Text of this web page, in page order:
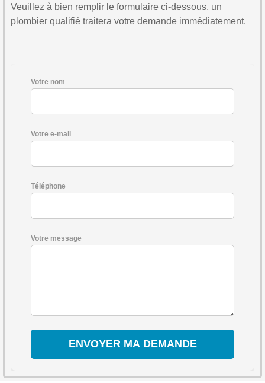
Veuillez à bien remplir le formulaire ci-dessous, un
plombier qualifié traitera votre demande immédiatement.
Votre nom
Votre e-mail
Téléphone
Votre message